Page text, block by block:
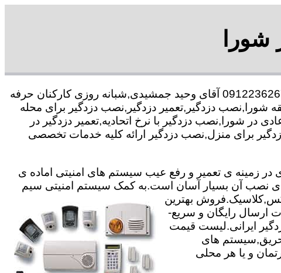
با در صد تخفیف مشاوره رایگان,09122362676 آقای وحید جمشیدی,شبانه روزی کارکنان حرفه
شورا,نصب دزدگیر,تعمیر دزدگیر,نصب دزدگیر برای محله
شورا,نصب دزدگیر با نرخ اتحادیه,تعمیر دزدگیر در
برای منزل,نصب دزدگیر ارائه کلیه خدمات تخصصی
کار کشته با 25 سال سابقه در جهت خدمت گذاری در زمینه ی تعمیر و رفع عیب سیستم های امنیتی اماده ی
ی نصب آن بسیار آسان است.به کمک سیستم امنیتی سیم
بهترین
ارسال رایگان و سریع-
ایرانی.لیست قیمت
های
و یا هر محلی